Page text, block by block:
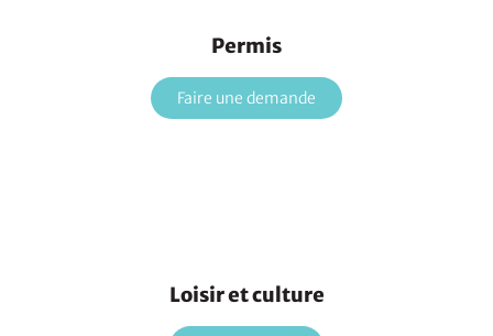
Permis
Faire une demande
Loisir et culture